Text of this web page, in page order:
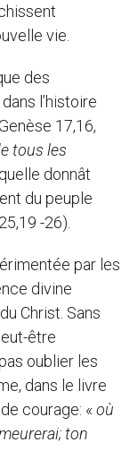
vie.
des
l’histoire
17,16,
tous les
donnât
du peuple
25,19 -26).
par les
divine
Christ. Sans
être
oublier les
dans le livre
courage: « où
ton